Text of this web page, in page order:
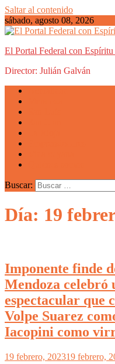
Saltar al contenido
sábado, agosto 08, 2026
El Portal Federal con
Director: Julián Galván
Buscar:
Día: 19
Imponente finde
Mendoza celebró
espectacular que
Volpe Suarez
Iacopini como
19 febrero, 202319 febrero,